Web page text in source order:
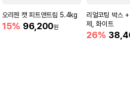
오리젠 캣 피트앤트림 5.4kg
15% 96,200원
리얼코팅 박스
제, 화이트
26%